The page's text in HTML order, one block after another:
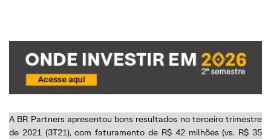
A BR Partners apresentou bons resultados no terceiro trimestre
de 2021 (3T21), com faturamento de R$ 42 milhões (vs. R$ 35